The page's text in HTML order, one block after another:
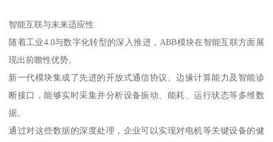
智能互联与未来适应性
随着工业4.0与数字化转型的深入推进，ABB模块在智能互联方面展
现出前瞻性优势。
新一代模块集成了先进的开放式通信协议、边缘计算能力及智能诊
断接口，能够实时采集并分析设备振动、能耗、运行状态等多维数
据。
通过对这些数据的深度处理，企业可以实现对电机等关键设备的健